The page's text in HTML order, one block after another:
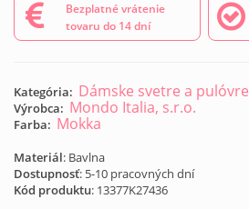
Bezplatné vrátenie
tovaru do 14 dní
Kategória: Dámske svetre a pulóvre
Výrobca: Mondo Italia, s.r.o.
Farba: Mokka
Materiál: Bavlna
Dostupnosť: 5-10 pracovných dní
Kód produktu: 13377K27436